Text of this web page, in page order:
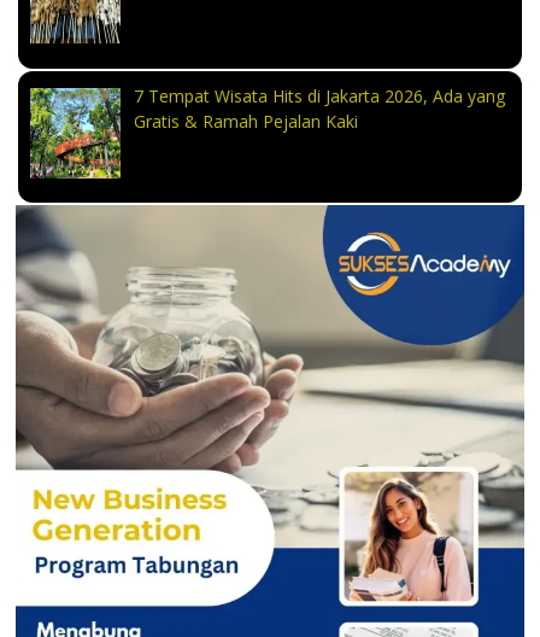
7 Tempat Wisata Hits di Jakarta 2026, Ada yang
Gratis & Ramah Pejalan Kaki